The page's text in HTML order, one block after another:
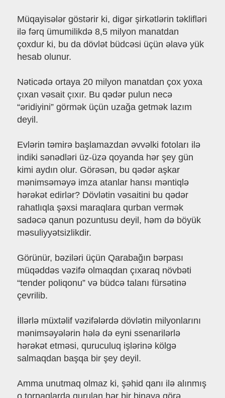
Müqayisələr göstərir ki, digər şirkətlərin təklifləri
ilə fərq ümumilikdə 8,5 milyon manatdan
çoxdur ki, bu da dövlət büdcəsi üçün əlavə yük
hesab olunur.
Nəticədə ortaya 20 milyon manatdan çox yoxa
çıxan vəsait çıxır. Bu qədər pulun necə
“əridiyini” görmək üçün uzağa getmək lazım
deyil.
Evlərin təmirə başlamazdan əvvəlki fotoları ilə
indiki sənədləri üz-üzə qoyanda hər şey gün
kimi aydın olur. Görəsən, bu qədər aşkar
mənimsəməyə imza atanlar hansı məntiqlə
hərəkət edirlər? Dövlətin vəsaitini bu qədər
rahatlıqla şəxsi maraqlara qurban vermək
sadəcə qanun pozuntusu deyil, həm də böyük
məsuliyyətsizlikdir.
Görünür, bəziləri üçün Qarabağın bərpası
müqəddəs vəzifə olmaqdan çıxaraq növbəti
“tender poliqonu” və büdcə talanı fürsətinə
çevrilib.
İllərlə müxtəlif vəzifələrdə dövlətin milyonlarını
mənimsəyələrin hələ də eyni ssenarilərlə
hərəkət etməsi, quruculuq işlərinə kölgə
salmaqdan başqa bir şey deyil.
Amma unutmaq olmaz ki, şəhid qanı ilə alınmış